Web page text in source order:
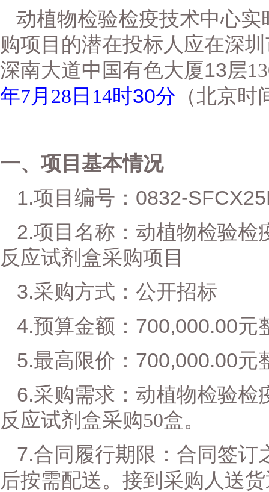
动植物检验检疫技术中心实
购项目 的潜在投标人应在深
深南大道中国有色大厦13层
年7月 28 日 14时30分 （北京
一、项目基本情况
1.项目编号： 0832-
2.项目名称： 动植物检验检
反应试剂盒采购项目
3.采购方式：公开招标
4.预算金额： 700,000.00元
5.最高限价： 700,000.00元
6.采购需求： 动植物检验检
反应试剂盒采购50盒。
7.合同履行期限：合同签订
后按需配送。接到采购人送